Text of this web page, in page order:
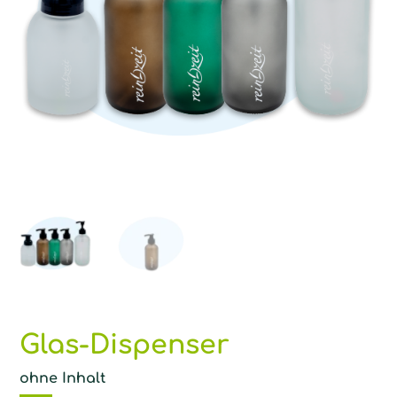
Glas-Dispenser
ohne Inhalt